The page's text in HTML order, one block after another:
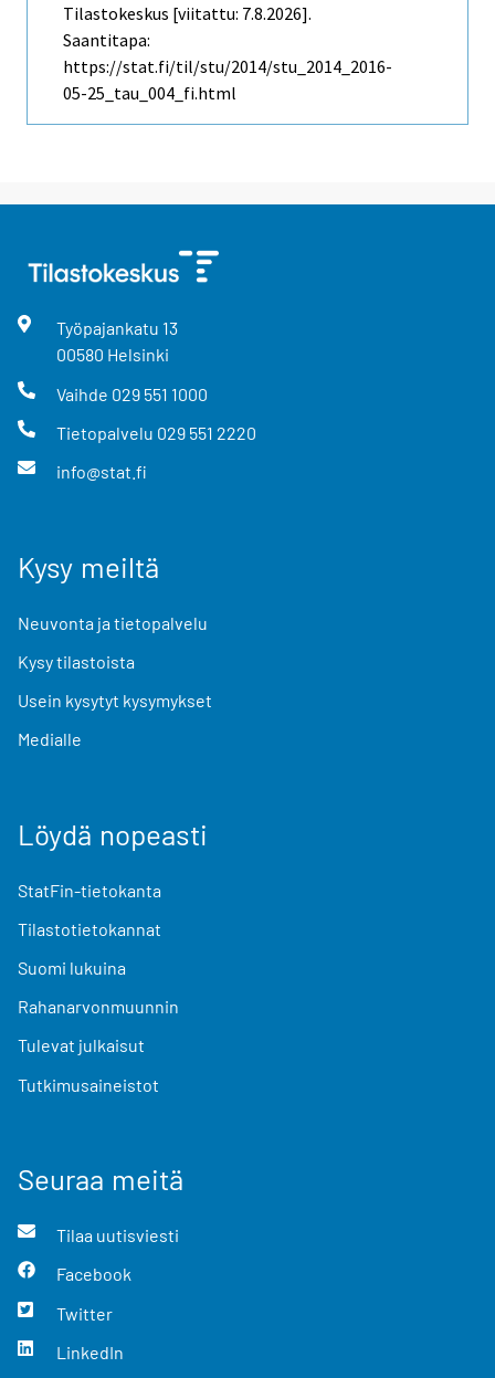
Tilastokeskus [viitattu: 7.8.2026].
Saantitapa:
https://stat.fi/til/stu/2014/stu_2014_2016-
05-25_tau_004_fi.html
Työpajankatu 13
00580 Helsinki
Vaihde 029 551 1000
Tietopalvelu 029 551 2220
info@stat.fi
Kysy meiltä
Neuvonta ja tietopalvelu
Kysy tilastoista
Usein kysytyt kysymykset
Medialle
Löydä nopeasti
StatFin-tietokanta
Tilastotietokannat
Suomi lukuina
Rahanarvonmuunnin
Tulevat julkaisut
Tutkimusaineistot
Seuraa meitä
Tilaa uutisviesti
Facebook
Twitter
LinkedIn